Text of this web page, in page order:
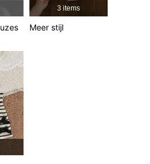
412K
412K
412K
412K
3 items
Meer stijl